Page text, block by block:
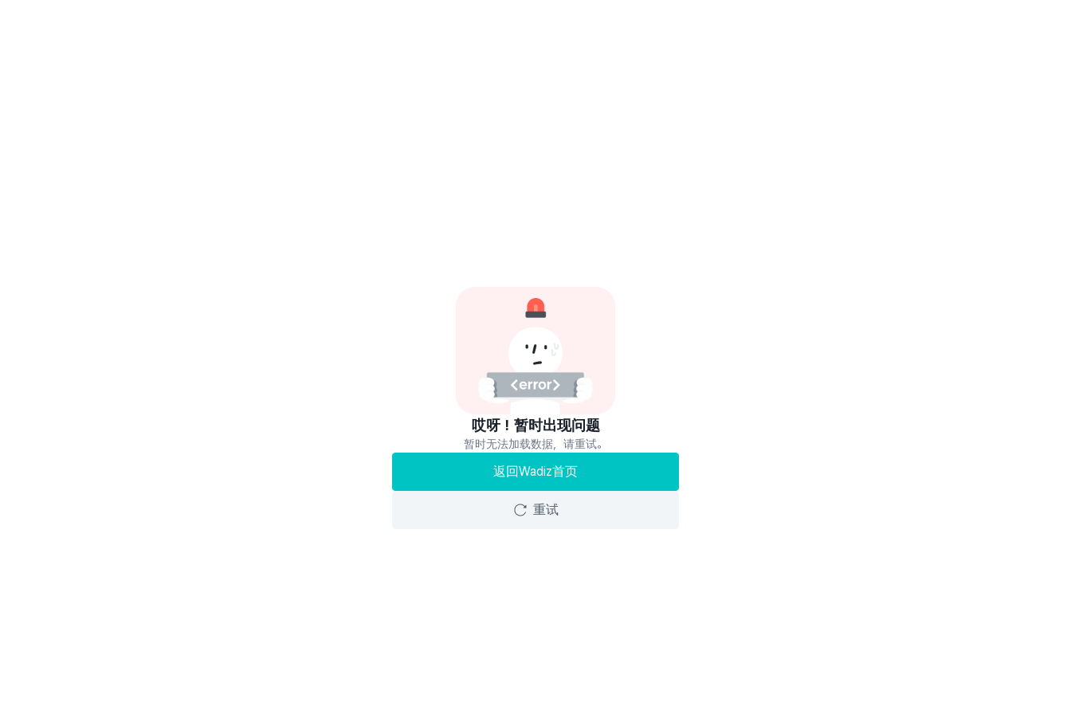
哎呀！暂时出现问题
暂时无法加载数据，请重试。
返回Wadiz首页
重试